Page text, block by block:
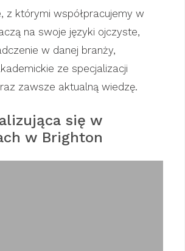
z którymi współpracujemy w
na swoje języki ojczyste,
w danej branży,
ze specjalizacji
zawsze aktualną wiedzę.
się w
w Brighton